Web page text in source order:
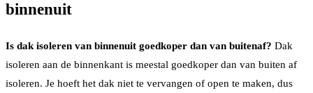
binnenuit
Is dak isoleren van binnenuit goedkoper dan van buitenaf? Dak
isoleren aan de binnenkant is meestal goedkoper dan van buiten af
isoleren. Je hoeft het dak niet te vervangen of open te maken, dus